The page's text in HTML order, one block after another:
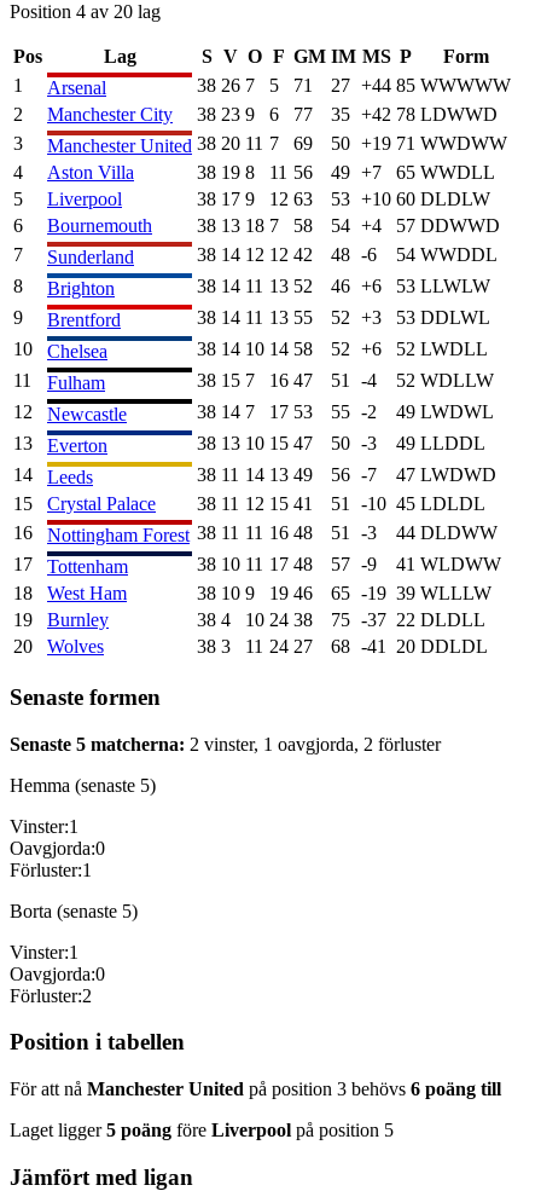
Position 4 av 20 lag
Pos Lag S V O F GM IM MS P
Form
1
Arsenal 38 26 7 5 71 27 +44 85 WWWWW
2
Manchester City 38 23 9 6 77 35 +42 78 LDWWD
3
Manchester United 38 20 11 7 69 50 +19 71 WWDWW
4
Aston Villa 38 19 8 11 56 49 +7 65 WWDLL
5
Liverpool 38 17 9 12 63 53 +10 60 DLDLW
6
Bournemouth 38 13 18 7 58 54 +4 57 DDWWD
7
Sunderland 38 14 12 12 42 48 -6 54 WWDDL
8
Brighton 38 14 11 13 52 46 +6 53 LLWLW
9
Brentford 38 14 11 13 55 52 +3 53 DDLWL
10
Chelsea 38 14 10 14 58 52 +6 52 LWDLL
11
Fulham 38 15 7 16 47 51 -4 52 WDLLW
12
Newcastle 38 14 7 17 53 55 -2 49 LWDWL
13
Everton 38 13 10 15 47 50 -3 49 LLDDL
14
Leeds 38 11 14 13 49 56 -7 47 LWDWD
15
Crystal Palace 38 11 12 15 41 51 -10 45 LDLDL
16
Nottingham Forest 38 11 11 16 48 51 -3 44 DLDWW
17
Tottenham 38 10 11 17 48 57 -9 41 WLDWW
18
West Ham 38 10 9 19 46 65 -19 39 WLLLW
19
Burnley 38 4 10 24 38 75 -37 22 DLDLL
20
Wolves 38 3 11 24 27 68 -41 20 DDLDL
Senaste formen
Senaste 5 matcherna: 2 vinster, 1 oavgjorda, 2 förluster
Hemma (senaste 5)
Vinster:1
Oavgjorda:0
Förluster:1
Borta (senaste 5)
Vinster:1
Oavgjorda:0
Förluster:2
Position i tabellen
För att nå Manchester United på position 3 behövs 6 poäng till
Laget ligger5 poäng före Liverpool på position 5
Jämfört med ligan